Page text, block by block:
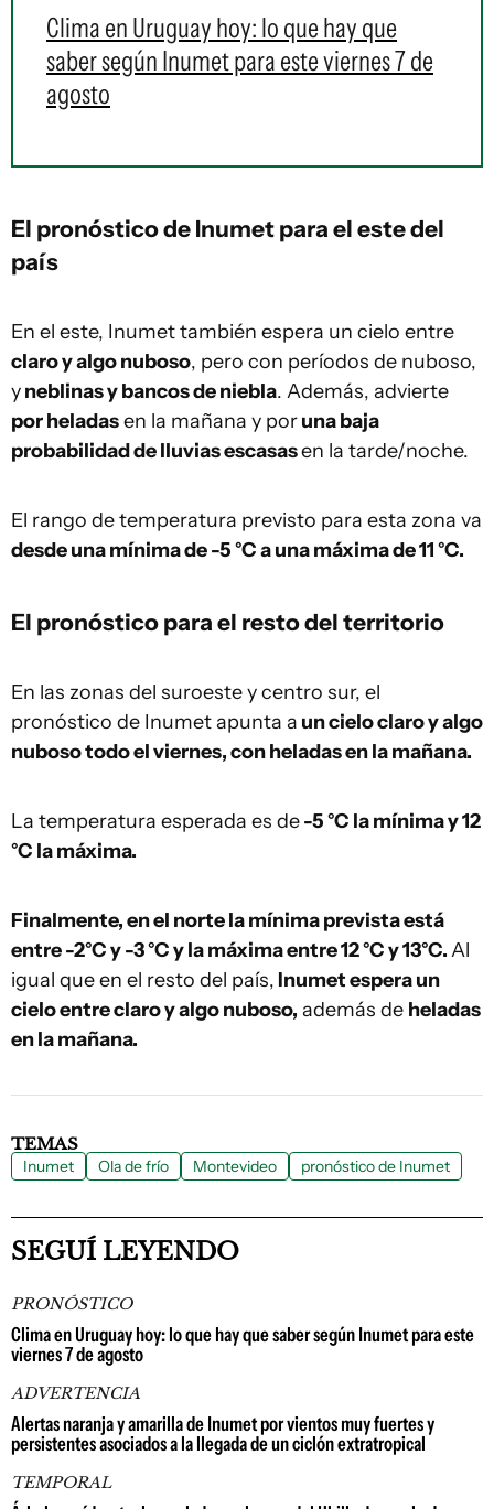
Clima en Uruguay hoy: lo que hay que
saber según Inumet para este viernes 7 de
agosto
El pronóstico de Inumet para el este del
país
En el este, Inumet también espera un cielo entre
claro y algo nuboso, pero con períodos de nuboso,
yneblinas y bancos de niebla. Además, advierte
por heladasen la mañana y poruna baja
probabilidad de lluvias escasasen la tarde/noche.
El rango de temperatura previsto para esta zona va
desde una mínima de -5 °C a una máxima de 11 °C.
El pronóstico para el resto del territorio
En las zonas del suroeste y centro sur, el
pronóstico de Inumet apunta a un cielo claro y algo
nuboso todo el viernes, con heladas en la mañana.
La temperatura esperada es de-5 °C la mínima y 12
°C la máxima.
Finalmente, en el norte la mínima prevista está
entre -2°C y -3 °C y la máxima entre 12 °C y 13°C.Al
igual que en el resto del país, Inumet espera un
cielo entre claro y algo nuboso, además de heladas
en la mañana.
TEMAS
Inumet Ola de frío Montevideo pronóstico de Inumet
SEGUÍ LEYENDO
PRONÓSTICO
Clima en Uruguay hoy: lo que hay que saber según Inumet para este
viernes 7 de agosto
ADVERTENCIA
Alertas naranja y amarilla de Inumet por vientos muy fuertes y
persistentes asociados a la llegada de un ciclón extratropical
TEMPORAL